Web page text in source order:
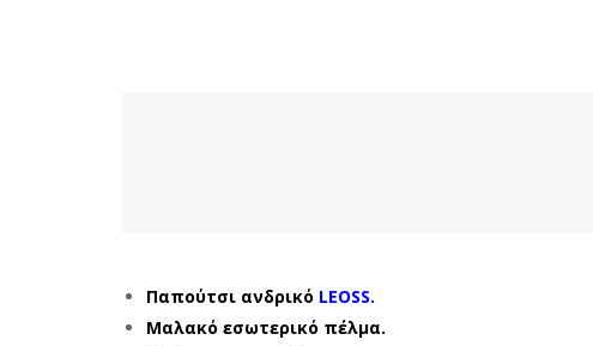
Παπούτσι ανδρικό LEOSS.
Μαλακό εσωτερικό πέλμα.